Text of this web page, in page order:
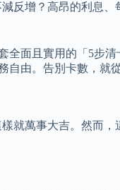
反增？高昂的利息
面且實用的「5步
自由。告別卡數，就
就萬事大吉。然而